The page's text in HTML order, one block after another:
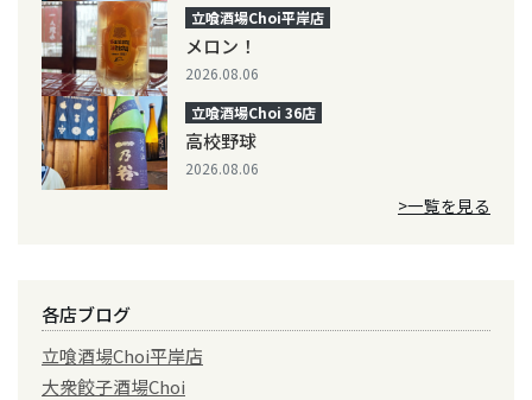
立喰酒場Choi平岸店
メロン！
2026.08.06
立喰酒場Choi 36店
高校野球
2026.08.06
>一覧を見る
各店ブログ
立喰酒場Choi平岸店
大衆餃子酒場Choi